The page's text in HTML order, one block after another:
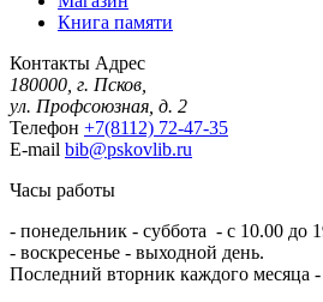
Книга памяти
Контакты Адрес
180000, г. Псков,
ул. Профсоюзная, д. 2
Телефон +7(8112) 72-47-35
E-mail bib@pskovlib.ru
Часы работы
- понедельник - суббота - с 10.00 до
- воскресенье - выходной день.
Последний вторник каждого месяца